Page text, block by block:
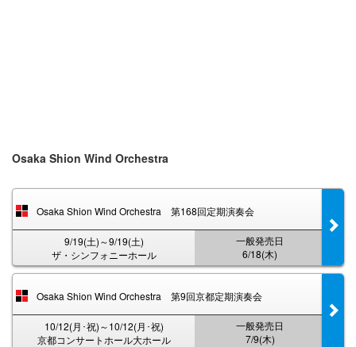
Osaka Shion Wind Orchestra
Osaka Shion Wind Orchestra 第168回定期演奏会
一般発売日
6/18(木)
9/19(土)～9/19(土)
ザ・シンフォニーホール
Osaka Shion Wind Orchestra 第9回京都定期演奏会
一般発売日
7/9(木)
10/12(月･祝)～10/12(月･祝)
京都コンサートホール大ホール